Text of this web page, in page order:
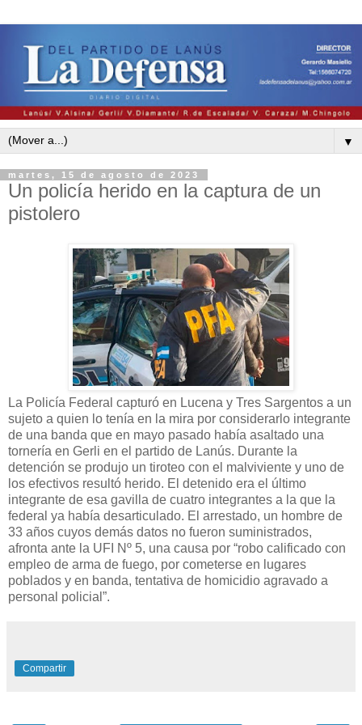
▼
martes, 15 de agosto de 2023
Un policía herido en la captura de un
pistolero
La Policía Federal capturó en Lucena y Tres Sargentos a un
sujeto a quien lo tenía en la mira por considerarlo integrante
de una banda que en mayo pasado había asaltado una
tornería en Gerli en el partido de Lanús. Durante la
detención se produjo un tiroteo con el malviviente y uno de
los efectivos resultó herido. El detenido era el último
integrante de esa gavilla de cuatro integrantes a la que la
federal ya había desarticulado. El arrestado, un hombre de
33 años cuyos demás datos no fueron suministrados,
afronta ante la UFI Nº 5, una causa por “robo calificado con
empleo de arma de fuego, por cometerse en lugares
poblados y en banda, tentativa de homicidio agravado a
personal policial”.
Compartir